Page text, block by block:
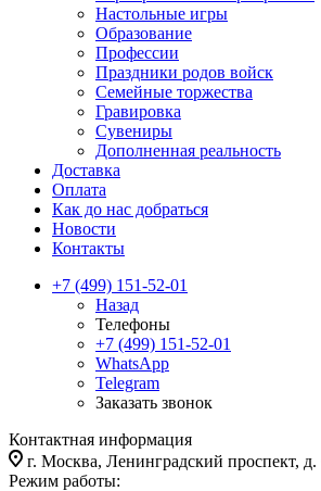
Настольные игры
Образование
Профессии
Праздники родов войск
Семейные торжества
Гравировка
Сувениры
Дополненная реальность
Доставка
Оплата
Как до нас добраться
Новости
Контакты
+7 (499) 151-52-01
Назад
Телефоны
+7 (499) 151-52-01
WhatsApp
Telegram
Заказать звонок
Контактная информация
г. Москва, Ленинградский проспект, д.
Режим работы: